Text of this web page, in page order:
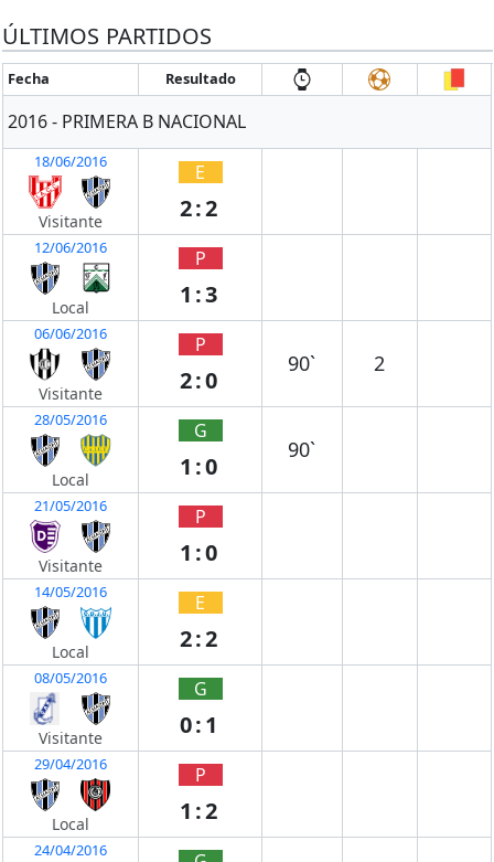
ÚLTIMOS PARTIDOS
Fecha Resultado
2016 - PRIMERA B NACIONAL
18/06/2016
Visitante
E
2:2
12/06/2016
Local
P
1:3
06/06/2016
Visitante
P
2:0
90` 2
28/05/2016
Local
G
1:0
90`
21/05/2016
Visitante
P
1:0
14/05/2016
Local
E
2:2
08/05/2016
Visitante
G
0:1
29/04/2016
Local
P
1:2
24/04/2016